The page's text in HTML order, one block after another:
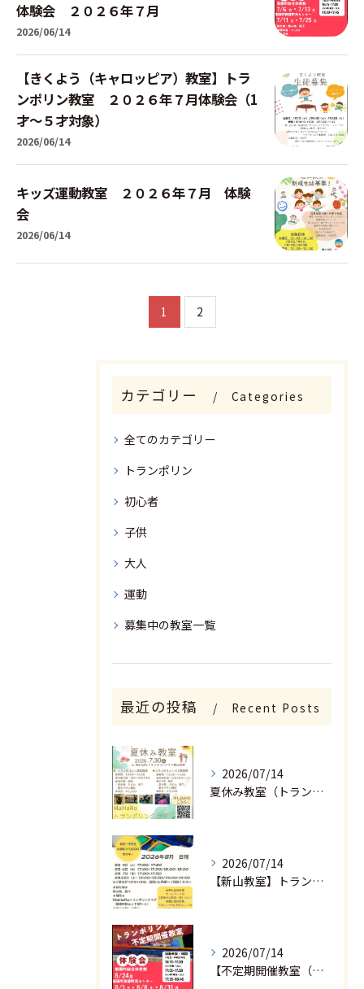
体験会 ２０２６年７月
2026/06/14
【きくよう（キャロッピア）教室】トラ
ンポリン教室 ２０２６年７月体験会（1
才～５才対象）
2026/06/14
キッズ運動教室 ２０２６年７月 体験
会
2026/06/14
1 2
カテゴリー Categories
全てのカテゴリー
トランポリン
初心者
子供
大人
運動
募集中の教室一覧
最近の投稿 Recent Posts
2026/07/14
夏休み教室（トランポリン・運動教室、トランポリン・バク転教室）
2026/07/14
【新山教室】トランポリン体験会 ２０２６年８月
2026/07/14
【不定期開催教室（菊陽町総合体育館／菊陽町南部町民センター】トランポリン体験会 ２０２６年８月